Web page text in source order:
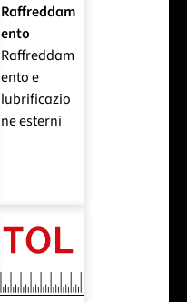
Raffreddam
ento
Raffreddam
ento e
lubrificazio
ne esterni